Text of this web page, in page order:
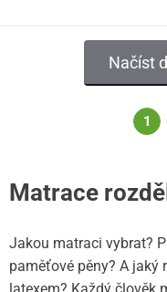
Načíst
1
Matrace
Jakou matraci vybrat?
paměťové pěny? A jaký